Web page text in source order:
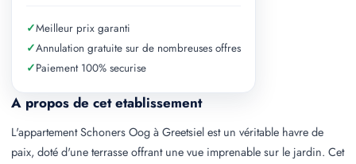
A propos de cet etablissement
L'appartement Schoners Oog à Greetsiel est un véritable havre de
paix, doté d'une terrasse offrant une vue imprenable sur le jardin. Cet
✓Meilleur prix garanti
✓Annulation gratuite sur de nombreuses offres
✓Paiement 100% securise